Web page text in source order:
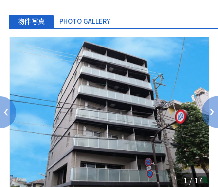
物件写真 PHOTO GALLERY
1/17